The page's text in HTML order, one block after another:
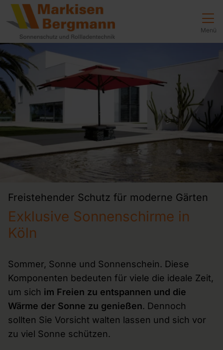
zur Top-Navigation
zur Hauptnavigation
Inhalt springen
zum Footer
Hauptnavigation Menü
Freistehender Schutz für moderne Gärten
Exklusive Sonnenschirme in
Köln
Sommer, Sonne und Sonnenschein. Diese
Komponenten bedeuten für viele die ideale Zeit,
um sich im Freien zu entspannen und die
Wärme der Sonne zu genießen. Dennoch
sollten Sie Vorsicht walten lassen und sich vor
zu viel Sonne schützen.